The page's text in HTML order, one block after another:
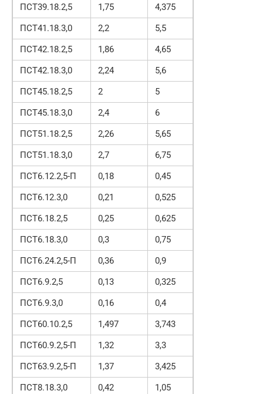
ПСТ39.18.2,5
1,75
4,375
ПСТ41.18.3,0
2,2
5,5
ПСТ42.18.2,5
1,86
4,65
ПСТ42.18.3,0
2,24
5,6
ПСТ45.18.2,5
2
5
ПСТ45.18.3,0
2,4
6
ПСТ51.18.2,5
2,26
5,65
ПСТ51.18.3,0
2,7
6,75
ПСТ6.12.2,5-П
0,18
0,45
ПСТ6.12.3,0
0,21
0,525
ПСТ6.18.2,5
0,25
0,625
ПСТ6.18.3,0
0,3
0,75
ПСТ6.24.2,5-П
0,36
0,9
ПСТ6.9.2,5
0,13
0,325
ПСТ6.9.3,0
0,16
0,4
ПСТ60.10.2,5
1,497
3,743
ПСТ60.9.2,5-П
1,32
3,3
ПСТ63.9.2,5-П
1,37
3,425
ПСТ8.18.3,0
0,42
1,05